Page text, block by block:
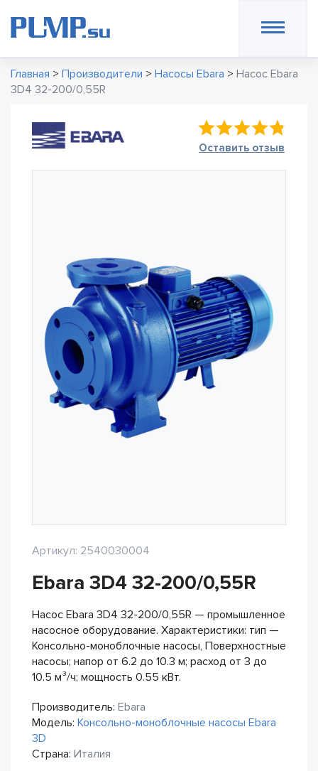
Главная > Производители > Насосы Ebara > Насос Ebara
3D4 32-200/0,55R
Оставить отзыв
Артикул: 2540030004
Ebara 3D4 32-200/0,55R
Насос Ebara 3D4 32-200/0,55R — промышленное
насосное оборудование. Характеристики: тип —
Консольно-моноблочные насосы, Поверхностные
насосы; напор от 6.2 до 10.3 м; расход от 3 до
10.5 м³/ч; мощность 0.55 кВт.
Производитель: Ebara
Модель: Консольно-моноблочные насосы Ebara
3D
Страна: Италия